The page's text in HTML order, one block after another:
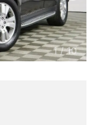
1/10